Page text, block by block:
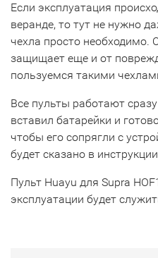
Если эксплуатация
веранде, то тут не нужно
чехла просто необходимо.
защищает еще и от
пользуемся такими
Все пульты работают
вставил батарейки и
чтобы его сопрягли с
будет сказано в
Пульт Huayu для Supra
эксплуатации будет